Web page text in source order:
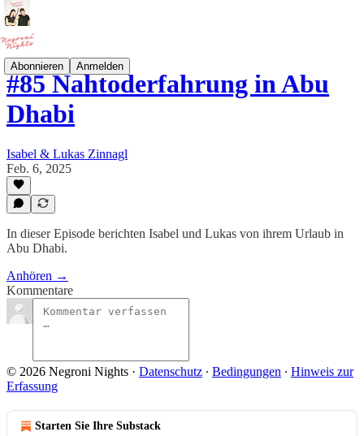
Abonnieren Anmelden
#85 Nahtoderfahrung in Abu
Dhabi
Isabel & Lukas Zinnagl
Feb. 6, 2025
In dieser Episode berichten Isabel und Lukas von ihrem Urlaub in
Abu Dhabi.
Anhören →
Kommentare
© 2026 Negroni Nights · Datenschutz ∙ Bedingungen ∙ Hinweis zur
Erfassung
Starten Sie Ihre Substack